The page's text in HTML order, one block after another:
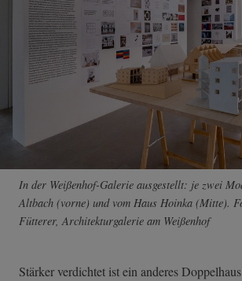
In der Weißenhof-Galerie ausgestellt: je zwei
Altbach (vorne) und vom Haus Hoinka (Mitte).
Fütterer, Architekturgalerie am Weißenhof
Stärker verdichtet ist ein anderes